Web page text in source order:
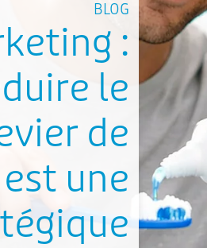
BLOG
:
le
de
une